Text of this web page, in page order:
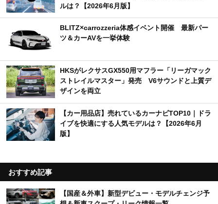
ルは？【2026年6月版】
BLITZ×carrozzeria体感イベント開催 最新パー
ツ＆カーAVを一挙体験
HKSがレクサスGX550用マフラー「リーガマック
ストレイルマスター」発売 V6サウンドと上質デ
ザインを両立
【カー用品店】売れているカーナビTOP10｜ドラ
イブを快適にする人気モデルは？【2026年6月
版】
おすすめ記事
【国産＆外車】新型デビュー・モデルチェンジ予